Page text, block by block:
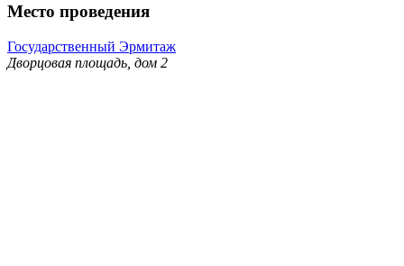
Место проведения
Государственный Эрмитаж
Дворцовая площадь, дом 2